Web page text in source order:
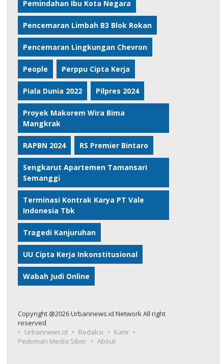
Pemindahan Ibu Kota Negara
Pencemaran Limbah B3 Blok Rokan
Pencemaran Lingkungan Chevron
People Perppu Cipta Kerja
Piala Dunia 2022 Pilpres 2024
Proyek Makorem Wira Bima
Mangkrak
RAPBN 2024 RS Premier Bintaro
Sengkarut Apartemen Tamansari
Semanggi
Terminasi Kontrak Karya PT Vale
Indonesia Tbk
Tragedi Kanjuruhan
UU Cipta Kerja Inkonstitusional
Wabah Judi Online
Copyright @2026 Urbannews.id Network All right
reserved
Urbannews.id
Redaksi
Karir
Pedoman Media Siber
About